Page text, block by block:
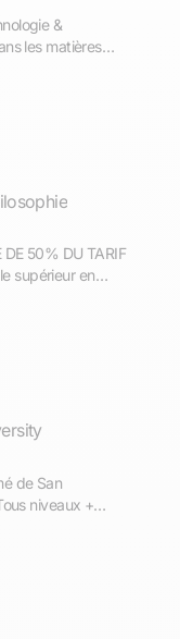
&
les matières
de la terre,
DE 50% DU TARIF
donne cours à
de San
niveaux +